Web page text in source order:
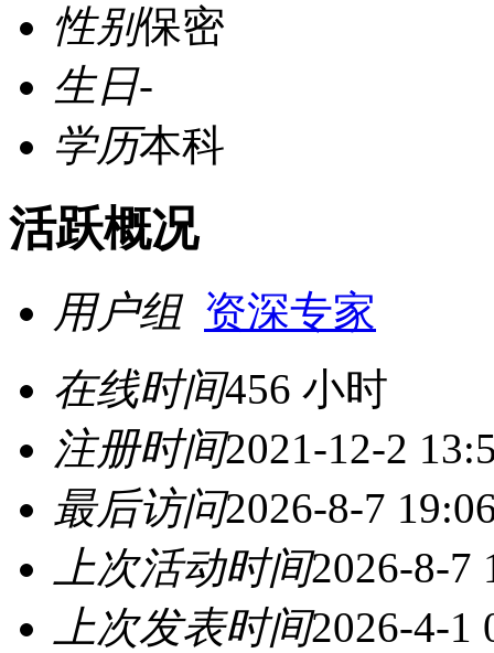
性别保密
生日-
学历本科
活跃概况
用户组 资深专家
在线时间456 小时
注册时间2021-12-2
最后访问2026-8-7
上次活动时间2026-8-7
上次发表时间2026-4-1